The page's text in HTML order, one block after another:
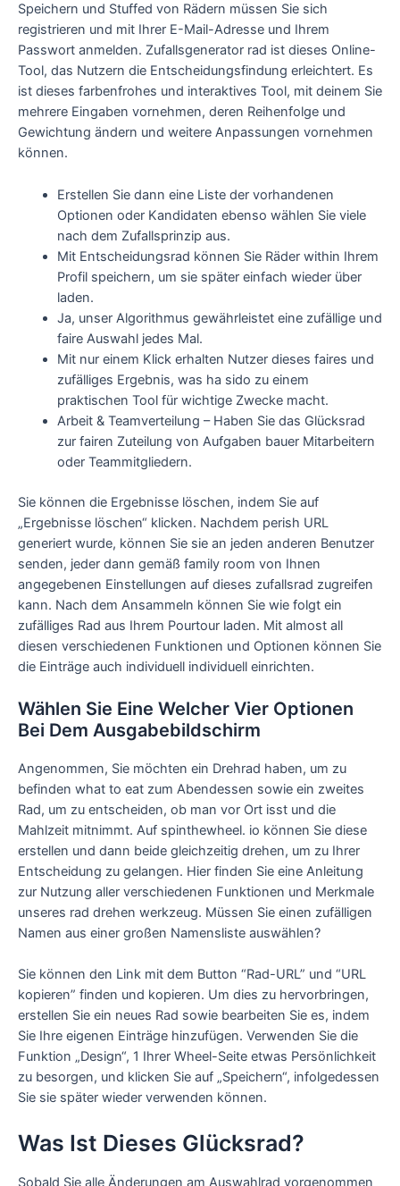
Speichern und Stuffed von Rädern müssen Sie sich
registrieren und mit Ihrer E-Mail-Adresse und Ihrem
Passwort anmelden. Zufallsgenerator rad ist dieses Online-
Tool, das Nutzern die Entscheidungsfindung erleichtert. Es
ist dieses farbenfrohes und interaktives Tool, mit deinem Sie
mehrere Eingaben vornehmen, deren Reihenfolge und
Gewichtung ändern und weitere Anpassungen vornehmen
können.
Erstellen Sie dann eine Liste der vorhandenen
Optionen oder Kandidaten ebenso wählen Sie viele
nach dem Zufallsprinzip aus.
Mit Entscheidungsrad können Sie Räder within Ihrem
Profil speichern, um sie später einfach wieder über
laden.
Ja, unser Algorithmus gewährleistet eine zufällige und
faire Auswahl jedes Mal.
Mit nur einem Klick erhalten Nutzer dieses faires und
zufälliges Ergebnis, was ha sido zu einem
praktischen Tool für wichtige Zwecke macht.
Arbeit & Teamverteilung – Haben Sie das Glücksrad
zur fairen Zuteilung von Aufgaben bauer Mitarbeitern
oder Teammitgliedern.
Sie können die Ergebnisse löschen, indem Sie auf
„Ergebnisse löschen“ klicken. Nachdem perish URL
generiert wurde, können Sie sie an jeden anderen Benutzer
senden, jeder dann gemäß family room von Ihnen
angegebenen Einstellungen auf dieses zufallsrad zugreifen
kann. Nach dem Ansammeln können Sie wie folgt ein
zufälliges Rad aus Ihrem Pourtour laden. Mit almost all
diesen verschiedenen Funktionen und Optionen können Sie
die Einträge auch individuell individuell einrichten.
Wählen Sie Eine Welcher Vier Optionen
Bei Dem Ausgabebildschirm
Angenommen, Sie möchten ein Drehrad haben, um zu
befinden what to eat zum Abendessen sowie ein zweites
Rad, um zu entscheiden, ob man vor Ort isst und die
Mahlzeit mitnimmt. Auf spinthewheel. io können Sie diese
erstellen und dann beide gleichzeitig drehen, um zu Ihrer
Entscheidung zu gelangen. Hier finden Sie eine Anleitung
zur Nutzung aller verschiedenen Funktionen und Merkmale
unseres rad drehen werkzeug. Müssen Sie einen zufälligen
Namen aus einer großen Namensliste auswählen?
Sie können den Link mit dem Button “Rad-URL” und “URL
kopieren” finden und kopieren. Um dies zu hervorbringen,
erstellen Sie ein neues Rad sowie bearbeiten Sie es, indem
Sie Ihre eigenen Einträge hinzufügen. Verwenden Sie die
Funktion „Design“, 1 Ihrer Wheel-Seite etwas Persönlichkeit
zu besorgen, und klicken Sie auf „Speichern“, infolgedessen
Sie sie später wieder verwenden können.
Was Ist Dieses Glücksrad?
Sobald Sie alle Änderungen am Auswahlrad vorgenommen